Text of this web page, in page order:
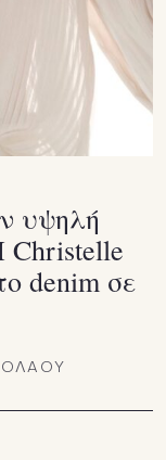
υψηλή
Christelle
denim σε